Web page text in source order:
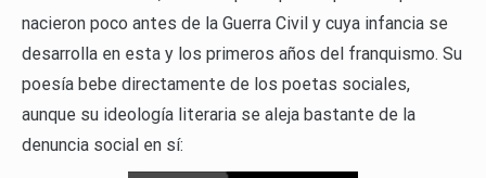
nacieron poco antes de la Guerra Civil y cuya infancia se
desarrolla en esta y los primeros años del franquismo. Su
poesía bebe directamente de los poetas sociales,
aunque su ideología literaria se aleja bastante de la
denuncia social en sí: